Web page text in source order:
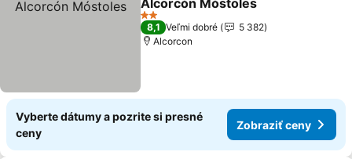
Alcorcón Móstoles
2 Počet hviezdičiek
8,1 Veľmi dobré
5 382
Alcorcon
Vyberte dátumy a pozrite si presné
ceny
Zobraziť ceny